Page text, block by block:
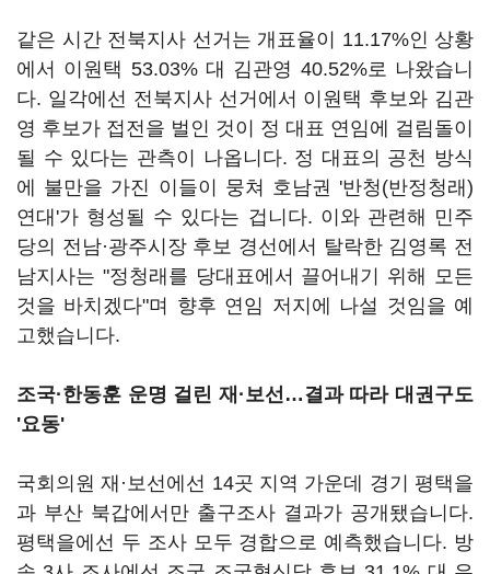
같은 시간 전북지사 선거는 개표율이 11.17%인 상황
에서 이원택 53.03% 대 김관영 40.52%로 나왔습니
다. 일각에선 전북지사 선거에서 이원택 후보와 김관
영 후보가 접전을 벌인 것이 정 대표 연임에 걸림돌이
될 수 있다는 관측이 나옵니다. 정 대표의 공천 방식
에 불만을 가진 이들이 뭉쳐 호남권 '반청(반정청래)
연대'가 형성될 수 있다는 겁니다. 이와 관련해 민주
당의 전남·광주시장 후보 경선에서 탈락한 김영록 전
남지사는 "정청래를 당대표에서 끌어내기 위해 모든
것을 바치겠다"며 향후 연임 저지에 나설 것임을 예
고했습니다.
조국·한동훈 운명 걸린 재·보선…결과 따라 대권구도
'요동'
국회의원 재·보선에선 14곳 지역 가운데 경기 평택을
과 부산 북갑에서만 출구조사 결과가 공개됐습니다.
평택을에선 두 조사 모두 경합으로 예측했습니다. 방